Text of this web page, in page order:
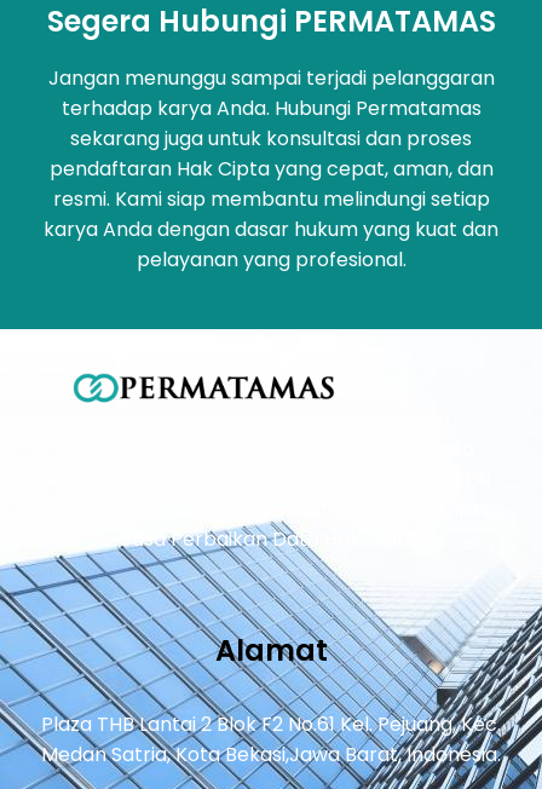
Segera Hubungi PERMATAMAS
Jangan menunggu sampai terjadi pelanggaran
terhadap karya Anda. Hubungi Permatamas
sekarang juga untuk konsultasi dan proses
pendaftaran Hak Cipta yang cepat, aman, dan
resmi. Kami siap membantu melindungi setiap
karya Anda dengan dasar hukum yang kuat dan
pelayanan yang profesional.
Jasa Perbaikan Data Hak Cipta.
Alamat
Plaza THB Lantai 2 Blok F2 No.61 Kel. Pejuang, Kec.
Medan Satria, Kota Bekasi,Jawa Barat, Indonesia.